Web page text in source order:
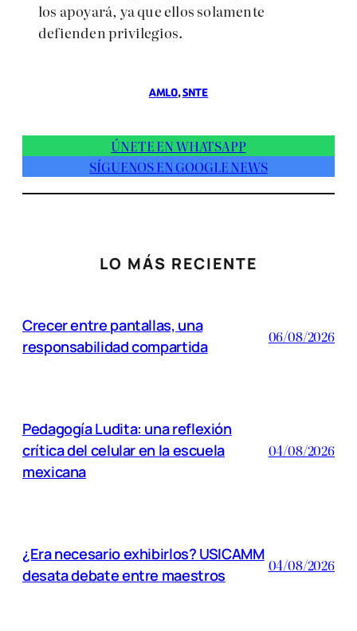
los apoyará, ya que ellos solamente
defienden privilegios.
AMLO, SNTE
ÚNETE EN WHATSAPP
SÍGUENOS EN GOOGLE NEWS
LO MÁS RECIENTE
Crecer entre pantallas, una
responsabilidad compartida
06/08/2026
Pedagogía Ludita: una reflexión
crítica del celular en la escuela
mexicana
04/08/2026
¿Era necesario exhibirlos? USICAMM
desata debate entre maestros
04/08/2026